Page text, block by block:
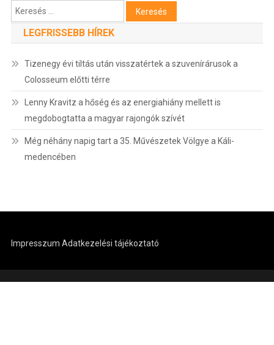
Keresés:
LEGFRISSEBB HÍREK
Tizenegy évi tiltás után visszatértek a szuvenírárusok a
Colosseum előtti térre
Lenny Kravitz a hőség és az energiahiány mellett is
megdobogtatta a magyar rajongók szívét
Még néhány napig tart a 35. Művészetek Völgye a Káli-
medencében
Impresszum Adatkezelési tájékoztató